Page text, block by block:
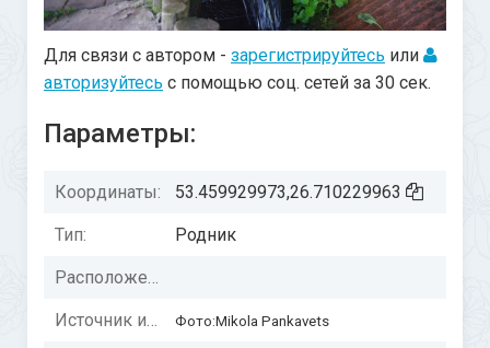
Для связи с автором - зарегистрируйтесь или
авторизуйтесь с помощью соц. сетей за 30 сек.
Параметры:
Координаты: 53.459929973,26.710229963
Тип: Родник
Расположение:
Источник информации: Фото:Mikola Pankavets